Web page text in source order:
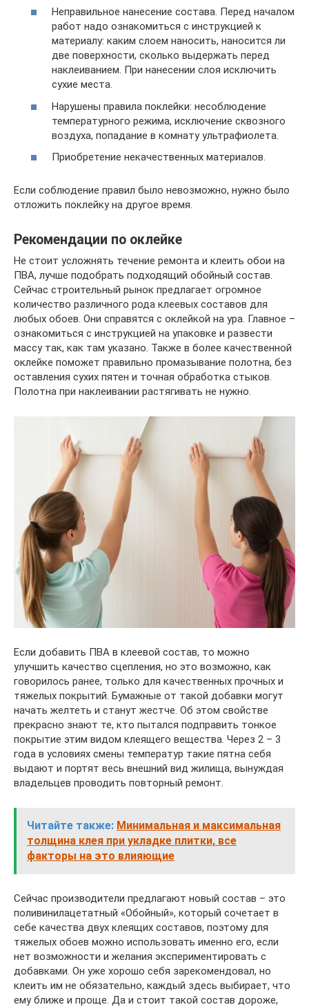
Неправильное нанесение состава. Перед началом
работ надо ознакомиться с инструкцией к
материалу: каким слоем наносить, наносится ли
две поверхности, сколько выдержать перед
наклеиванием. При нанесении слоя исключить
сухие места.
Нарушены правила поклейки: несоблюдение
температурного режима, исключение сквозного
воздуха, попадание в комнату ультрафиолета.
Приобретение некачественных материалов.
Если соблюдение правил было невозможно, нужно было
отложить поклейку на другое время.
Рекомендации по оклейке
Не стоит усложнять течение ремонта и клеить обои на
ПВА, лучше подобрать подходящий обойный состав.
Сейчас строительный рынок предлагает огромное
количество различного рода клеевых составов для
любых обоев. Они справятся с оклейкой на ура. Главное –
ознакомиться с инструкцией на упаковке и развести
массу так, как там указано. Также в более качественной
оклейке поможет правильно промазывание полотна, без
оставления сухих пятен и точная обработка стыков.
Полотна при наклеивании растягивать не нужно.
Если добавить ПВА в клеевой состав, то можно
улучшить качество сцепления, но это возможно, как
говорилось ранее, только для качественных прочных и
тяжелых покрытий. Бумажные от такой добавки могут
начать желтеть и станут жестче. Об этом свойстве
прекрасно знают те, кто пытался подправить тонкое
покрытие этим видом клеящего вещества. Через 2 – 3
года в условиях смены температур такие пятна себя
выдают и портят весь внешний вид жилища, вынуждая
владельцев проводить повторный ремонт.
Читайте также: Минимальная и максимальная
толщина клея при укладке плитки, все
факторы на это влияющие
Сейчас производители предлагают новый состав – это
поливинилацетатный «Обойный», который сочетает в
себе качества двух клеящих составов, поэтому для
тяжелых обоев можно использовать именно его, если
нет возможности и желания экспериментировать с
добавками. Он уже хорошо себя зарекомендовал, но
клеить им не обязательно, каждый здесь выбирает, что
ему ближе и проще. Да и стоит такой состав дороже,